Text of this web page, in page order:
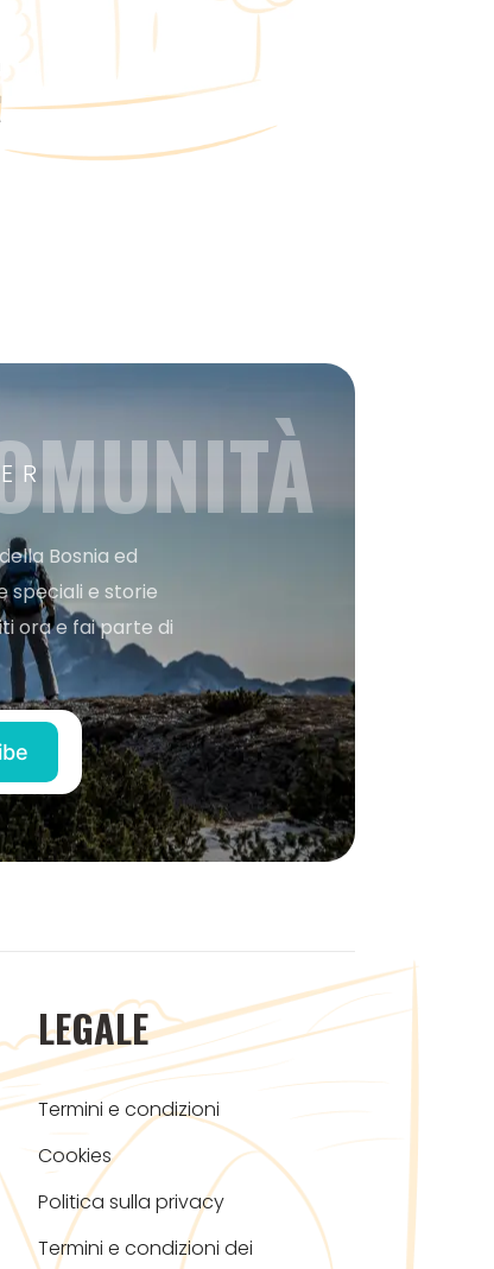
Bosnia ed
speciali e storie
ora e fai parte di
LEGALE
Termini e condizioni
Cookies
Politica sulla privacy
Termini e condizioni dei